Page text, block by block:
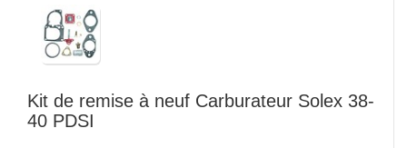
Kit de remise à neuf Carburateur Solex 38-
40 PDSI